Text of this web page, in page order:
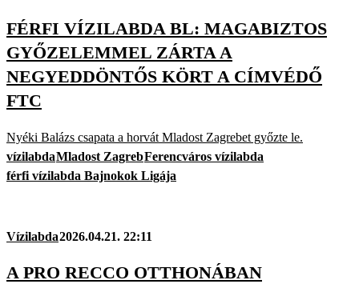
FÉRFI VÍZILABDA BL: MAGABIZTOS
GYŐZELEMMEL ZÁRTA A
NEGYEDDÖNTŐS KÖRT A CÍMVÉDŐ
FTC
Nyéki Balázs csapata a horvát Mladost Zagrebet győzte le.
vízilabdaMladost ZagrebFerencváros vízilabda
férfi vízilabda Bajnokok Ligája
Vízilabda2026.04.21. 22:11
A PRO RECCO OTTHONÁBAN